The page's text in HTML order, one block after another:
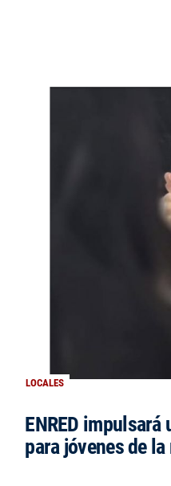
LOCALES
ENRED
para jóvenes de